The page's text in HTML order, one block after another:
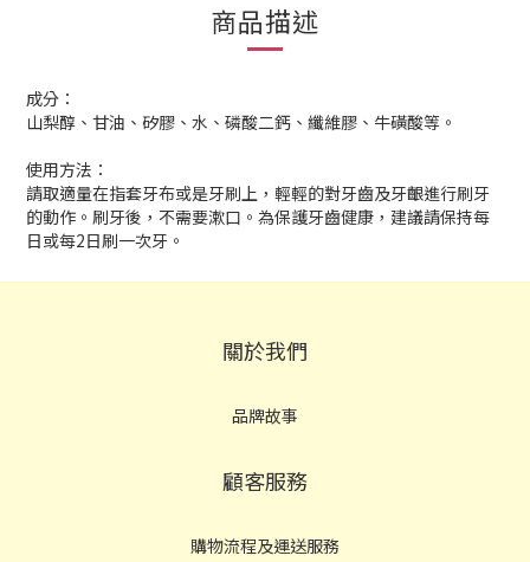
商品描述
成分：
山梨醇、甘油、矽膠、水、磷酸二鈣、纖維膠、牛磺酸等。
使用方法：
請取適量在指套牙布或是牙刷上，輕輕的對牙齒及牙齦進行刷牙
的動作。刷牙後，不需要漱口。為保護牙齒健康，建議請保持每
日或每2日刷一次牙。
關於我們
品牌故事
顧客服務
購物流程及運送服務